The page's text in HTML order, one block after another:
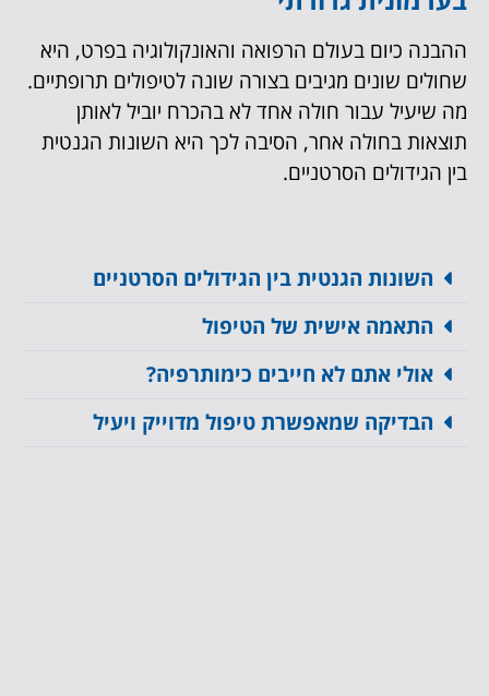
ההבנה כיום בעולם הרפואה והאונקולוגיה בפרט, היא
שחולים שונים מגיבים בצורה שונה לטיפולים תרופתיים.
מה שיעיל עבור חולה אחד לא בהכרח יוביל לאותן
תוצאות בחולה אחר, הסיבה לכך היא השונות הגנטית
בין הגידולים הסרטניים.
השונות הגנטית בין הגידולים הסרטניים
התאמה אישית של הטיפול
אולי אתם לא חייבים כימותרפיה?​
הבדיקה שמאפשרת טיפול מדוייק ויעיל​